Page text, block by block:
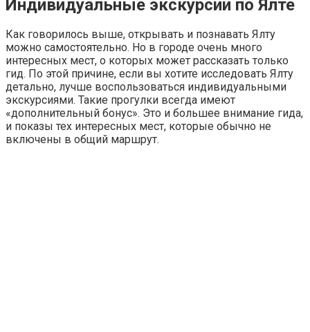
Индивидуальные экскурсии по Ялте
Как говорилось выше, открывать и познавать Ялту
можно самостоятельно. Но в городе очень много
интересных мест, о которых может рассказать только
гид. По этой причине, если вы хотите исследовать Ялту
детально, лучше воспользоваться индивидуальными
экскурсиями. Такие прогулки всегда имеют
«дополнительный бонус». Это и большее внимание гида,
и показы тех интересных мест, которые обычно не
включены в общий маршрут.